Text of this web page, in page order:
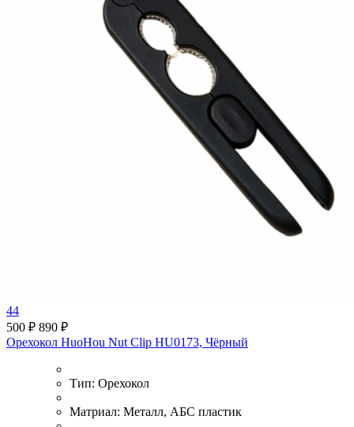
44
500 ₽ 890 ₽
Орехокол HuoHou Nut Clip HU0173, Чёрный
Тип: Орехокол
Матриал: Металл, АБС пластик